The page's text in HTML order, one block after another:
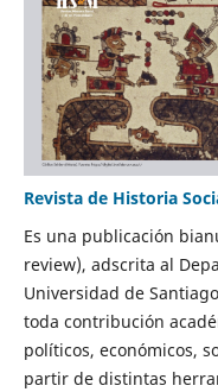
Revista de Historia
Es una publicación
review), adscrita al
Universidad de
toda contribución
políticos, económicos,
partir de distintas